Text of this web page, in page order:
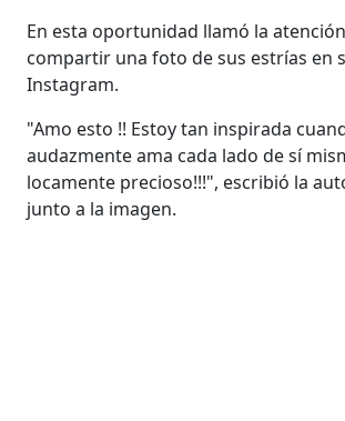
En esta oportunidad llamó la
compartir una foto de sus estrías en
Instagram.
"Amo esto !! Estoy tan inspirada
audazmente ama cada lado de sí
locamente precioso!!!", escribió la
junto a la imagen.